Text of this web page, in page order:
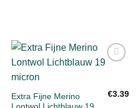
Extra Fijne Merino
€3.39